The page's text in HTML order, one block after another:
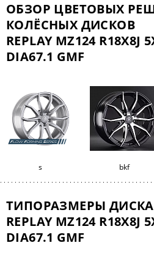
ОБЗОР ЦВЕТОВЫХ
КОЛЁСНЫХ ДИСКОВ
REPLAY MZ124 R18X8J
DIA67.1 GMF
s bkf
ТИПОРАЗМЕРЫ ДИСКА
REPLAY MZ124 R18X8J
DIA67.1 GMF